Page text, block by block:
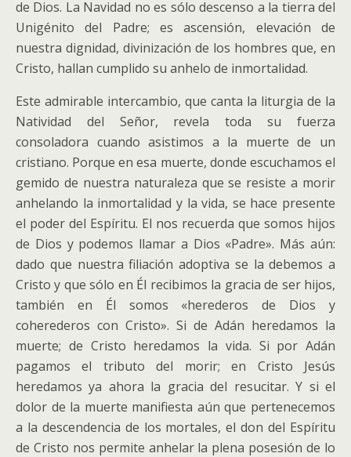
de Dios. La Navidad no es sólo descenso a la tierra del
Unigénito del Padre; es ascensión, elevación de
nuestra dignidad, divinización de los hombres que, en
Cristo, hallan cumplido su anhelo de inmortalidad.
Este admirable intercambio, que canta la liturgia de la
Natividad del Señor, revela toda su fuerza
consoladora cuando asistimos a la muerte de un
cristiano. Porque en esa muerte, donde escuchamos el
gemido de nuestra naturaleza que se resiste a morir
anhelando la inmortalidad y la vida, se hace presente
el poder del Espíritu. El nos recuerda que somos hijos
de Dios y podemos llamar a Dios «Padre». Más aún:
dado que nuestra filiación adoptiva se la debemos a
Cristo y que sólo en Él recibimos la gracia de ser hijos,
también en Él somos «herederos de Dios y
coherederos con Cristo». Si de Adán heredamos la
muerte; de Cristo heredamos la vida. Si por Adán
pagamos el tributo del morir; en Cristo Jesús
heredamos ya ahora la gracia del resucitar. Y si el
dolor de la muerte manifiesta aún que pertenecemos
a la descendencia de los mortales, el don del Espíritu
de Cristo nos permite anhelar la plena posesión de lo